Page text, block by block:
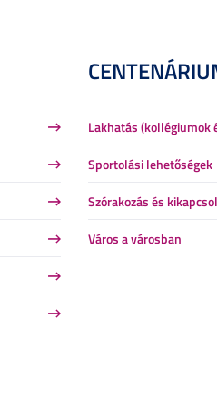
Lakhatás (kollégiumok
Sportolási lehetőségek
Szórakozás és
Város a városban